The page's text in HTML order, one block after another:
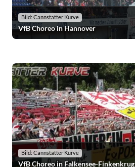
Bild: Cannstatter Kurve
VfB Choreo in Hannover
Bild: Cannstatter Kurve
VfB Choreo in Falkensee-Finkenkrug